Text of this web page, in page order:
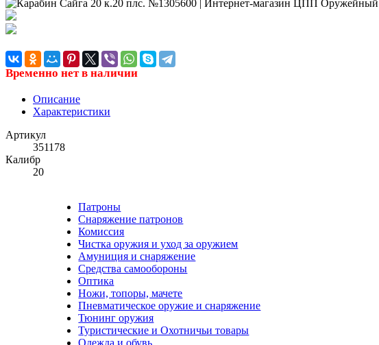
Временно нет в наличии
Описание
Характеристики
Артикул
351178
Калибр
20
Патроны
Снаряжение патронов
Комиссия
Чистка оружия и уход за оружием
Амуниция и снаряжение
Средства самообороны
Оптика
Ножи, топоры, мачете
Пневматическое оружие и снаряжение
Тюнинг оружия
Туристические и Охотничьи товары
Одежда и обувь